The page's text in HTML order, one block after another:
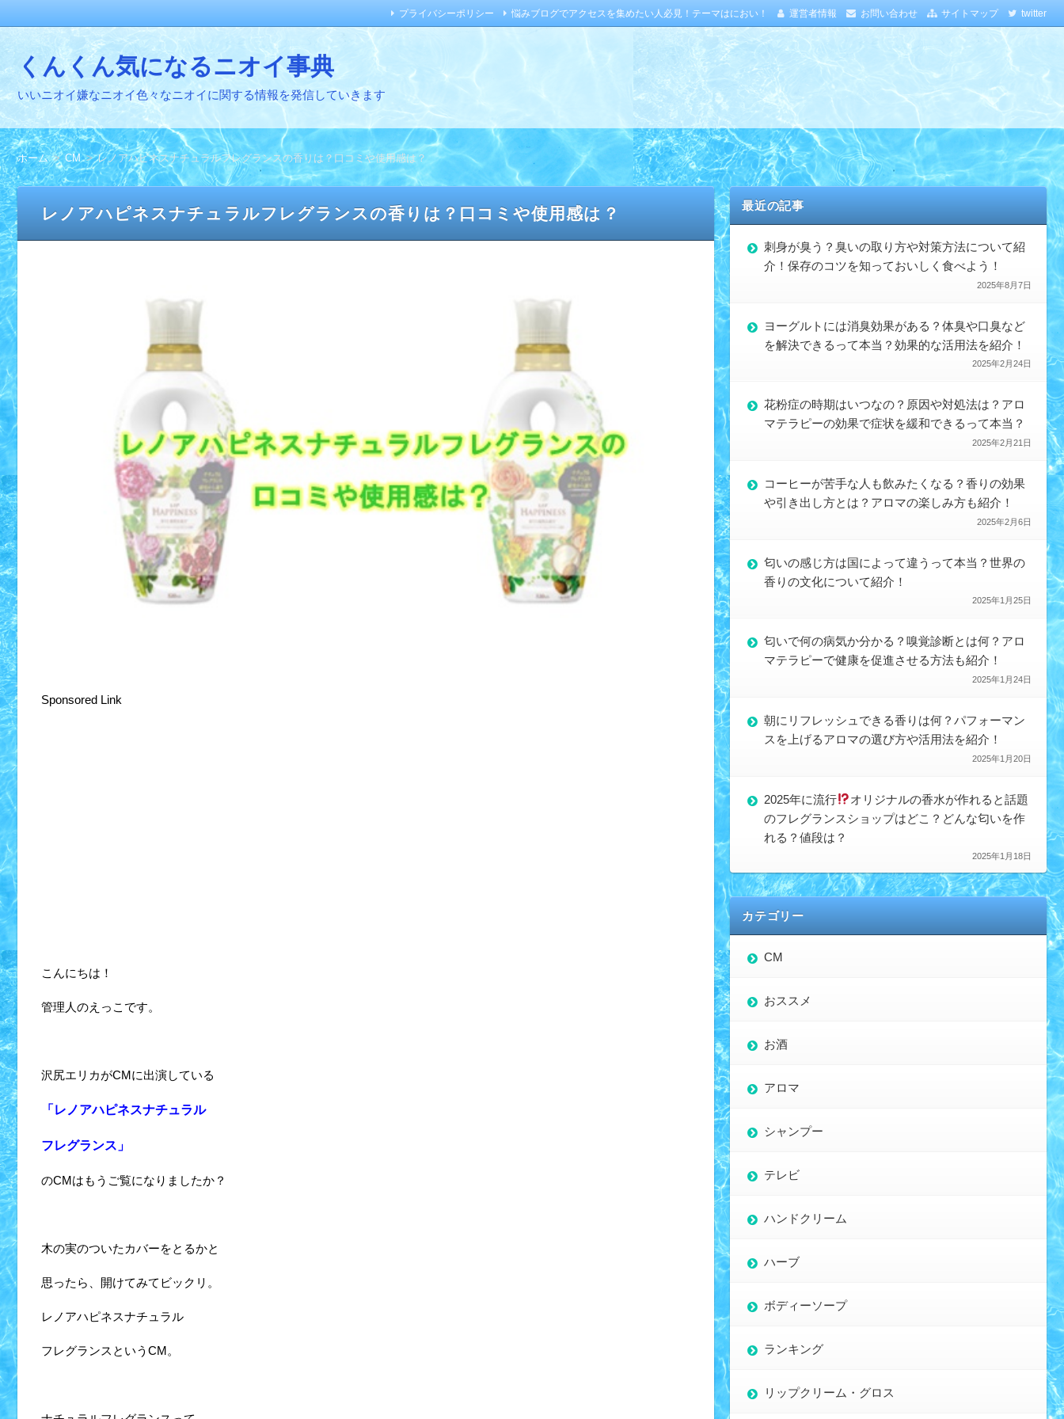
運営者情報 お問い合わせ サイトマップ twitter
プライバシーポリシー 悩みブログでアクセスを集めたい人必見！テーマはにおい！
くんくん気になるニオイ事典
いいニオイ嫌なニオイ色々なニオイに関する情報を発信していきます
ホーム CM レノアハピネスナチュラルフレグランスの香りは？口コミや使用感は？
レノアハピネスナチュラルフレグランスの香りは？口コミや使用感は？
Sponsored Link
こんにちは！
管理人のえっこです。
沢尻エリカがCMに出演している
「レノアハピネスナチュラル
フレグランス」
のCMはもうご覧になりましたか？
木の実のついたカバーをとるかと
思ったら、開けてみてビックリ。
レノアハピネスナチュラル
フレグランスというCM。
最近の記事
刺身が臭う？臭いの取り方や対策方法について紹
介！保存のコツを知っておいしく食べよう！
2025年8月7日
ヨーグルトには消臭効果がある？体臭や口臭など
を解決できるって本当？効果的な活用法を紹介！
2025年2月24日
花粉症の時期はいつなの？原因や対処法は？アロ
マテラピーの効果で症状を緩和できるって本当？
2025年2月21日
コーヒーが苦手な人も飲みたくなる？香りの効果
や引き出し方とは？アロマの楽しみ方も紹介！
2025年2月6日
匂いの感じ方は国によって違うって本当？世界の
香りの文化について紹介！
2025年1月25日
匂いで何の病気か分かる？嗅覚診断とは何？アロ
マテラピーで健康を促進させる方法も紹介！
2025年1月24日
朝にリフレッシュできる香りは何？パフォーマン
スを上げるアロマの選び方や活用法を紹介！
2025年1月20日
2025年に流行
オリジナルの香水が作れると話題
のフレグランスショップはどこ？どんな匂いを作
れる？値段は？
2025年1月18日
カテゴリー
CM
おススメ
お酒
アロマ
シャンプー
テレビ
ハンドクリーム
ハーブ
ボディーソープ
ランキング
リップクリーム・グロス